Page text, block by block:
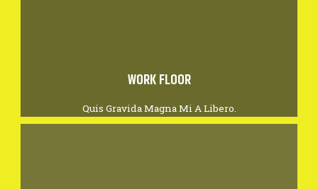
WORK FLOOR
Quis Gravida Magna Mi A Libero.